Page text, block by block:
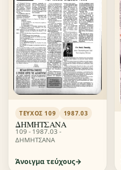
ΤΕΎΧΟΣ 109 1987.03
ΔΗΜΗΤΣΑΝΑ
109 - 1987.03 -
ΔΗΜΗΤΣΑΝΑ
Άνοιγμα τεύχους